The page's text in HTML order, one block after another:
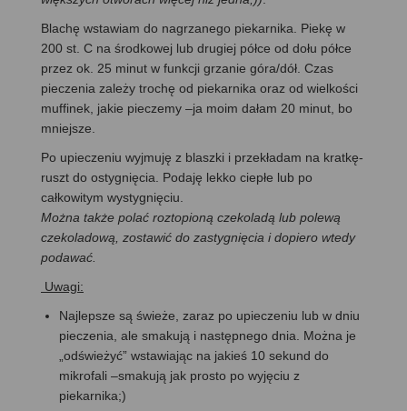
Blachę wstawiam do nagrzanego piekarnika. Piekę w
200 st. C na środkowej lub drugiej półce od dołu półce
przez ok. 25 minut w funkcji grzanie góra/dół. Czas
pieczenia zależy trochę od piekarnika oraz od wielkości
muffinek, jakie pieczemy –ja moim dałam 20 minut, bo
mniejsze.
Po upieczeniu wyjmuję z blaszki i przekładam na kratkę-
ruszt do ostygnięcia. Podaję lekko ciepłe lub po
całkowitym wystygnięciu.
Można także polać roztopioną czekoladą lub polewą
czekoladową, zostawić do zastygnięcia i dopiero wtedy
podawać.
Uwagi:
Najlepsze są świeże, zaraz po upieczeniu lub w dniu
pieczenia, ale smakują i następnego dnia. Można je
„odświeżyć” wstawiając na jakieś 10 sekund do
mikrofali –smakują jak prosto po wyjęciu z
piekarnika;)